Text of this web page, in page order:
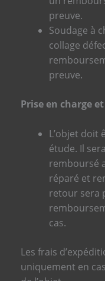
preuve.
Soudage à
collage
preuve.
Prise en charge
L’objet doit
étude. Il
remboursé
réparé et
retour sera
cas.
Les frais
uniquement en